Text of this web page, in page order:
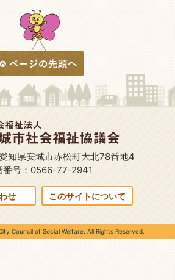
知県安城市赤松町大北78番地4
番号：0566-77-2941
せ このサイトについて
Council of Social Welfare. All Rights Reserved.